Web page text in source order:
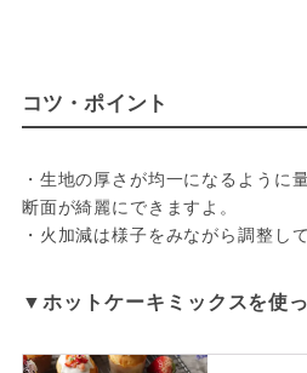
コツ・ポイント
・生地の厚さが均一になるように
断面が綺麗にできますよ。
▼ホットケーキミックスを使